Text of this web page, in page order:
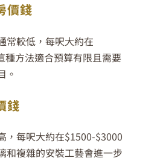
價錢
常較低，每呎大約在
種方法適合預算有限且需要
。
錢
，每呎大約在$1500-$3000
和複雜的安裝工藝會進一步